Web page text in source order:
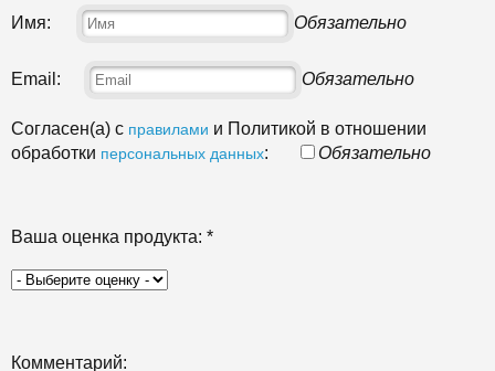
Имя: Обязательно
Email: Обязательно
Согласен(а) с правилами и Политикой в отношении
обработки персональных данных: Обязательно
Ваша оценка продукта: *
Комментарий: